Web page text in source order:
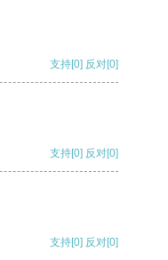
支持[0] 反对[0]
支持[0] 反对[0]
支持[0] 反对[0]